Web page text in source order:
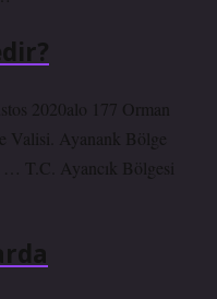
2020alo 177 Orman
Valisi. Ayanank Bölge
T.C. Ayancık Bölgesi